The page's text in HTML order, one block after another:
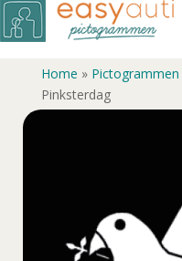
Home » Pictogrammen
Pinksterdag